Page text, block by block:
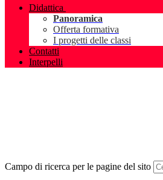
Didattica
Panoramica
Offerta formativa
I progetti delle classi
Contatti
Interpelli
Campo di ricerca per le pagine del sito